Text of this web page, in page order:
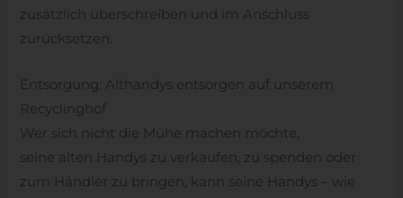
zusätzlich überschreiben und im Anschluss
zurücksetzen.
Entsorgung: Althandys entsorgen auf unserem
Recyclinghof
Wer sich nicht die Mühe machen möchte,
seine alten Handys zu verkaufen, zu spenden oder
zum Händler zu bringen, kann seine Handys – wie